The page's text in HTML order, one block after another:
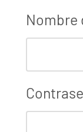
Nombre